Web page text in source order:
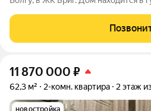
доступности Бизнес цент "ЗИМ",
Набережная реки Волга, парк
11 870 000 ₽
62,3 м² 2-комн. квартира 2 этаж
новостройка